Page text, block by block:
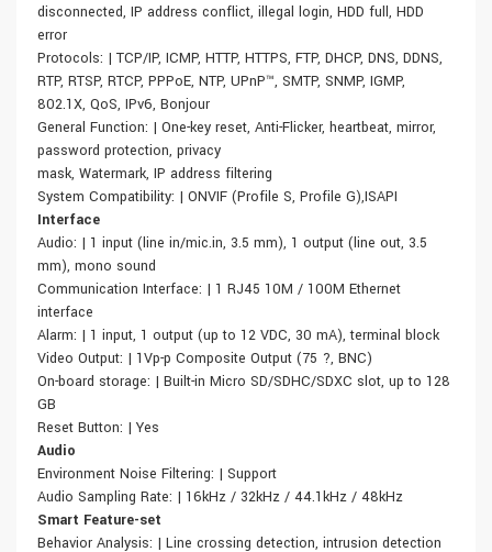
disconnected, IP address conflict, illegal login, HDD full, HDD
error
Protocols: | TCP/IP, ICMP, HTTP, HTTPS, FTP, DHCP, DNS, DDNS,
RTP, RTSP, RTCP, PPPoE, NTP, UPnP™, SMTP, SNMP, IGMP,
802.1X, QoS, IPv6, Bonjour
General Function: | One-key reset, Anti-Flicker, heartbeat, mirror,
password protection, privacy
mask, Watermark, IP address filtering
System Compatibility: | ONVIF (Profile S, Profile G),ISAPI
Interface
Audio: | 1 input (line in/mic.in, 3.5 mm), 1 output (line out, 3.5
mm), mono sound
Communication Interface: | 1 RJ45 10M / 100M Ethernet
interface
Alarm: | 1 input, 1 output (up to 12 VDC, 30 mA), terminal block
Video Output: | 1Vp-p Composite Output (75 ?, BNC)
On-board storage: | Built-in Micro SD/SDHC/SDXC slot, up to 128
GB
Reset Button: | Yes
Audio
Environment Noise Filtering: | Support
Audio Sampling Rate: | 16kHz / 32kHz / 44.1kHz / 48kHz
Smart Feature-set
Behavior Analysis: | Line crossing detection, intrusion detection